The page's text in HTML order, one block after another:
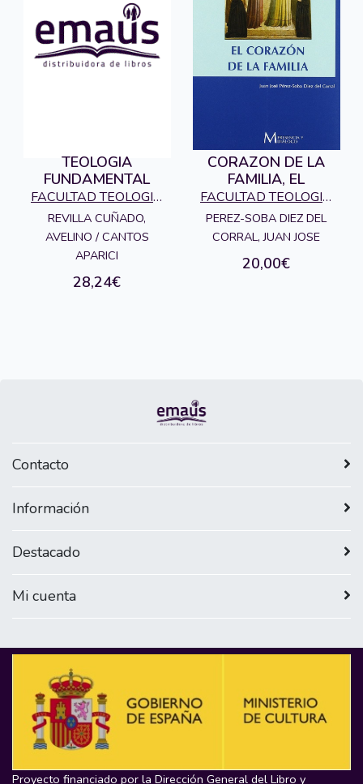
TEOLOGIA
FUNDAMENTAL
FACULTAD TEOLOGIA
SAN DAMASO
REVILLA CUÑADO,
AVELINO / CANTOS
APARICI
28,24€
CORAZON DE LA
FAMILIA, EL
FACULTAD TEOLOGIA
SAN DAMASO
PEREZ-SOBA DIEZ DEL
CORRAL, JUAN JOSE
20,00€
Contacto
Información
Destacado
Mi cuenta
Proyecto financiado por la Dirección General del Libro y